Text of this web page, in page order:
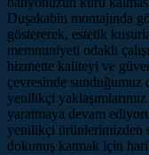
Duşakabin montajında
göstererek, estetik
memnuniyeti odaklı
hizmette kaliteyi ve
çevresinde sunduğumuz
yenilikçi
yaratmaya devam
yenilikçi ürünlerimizden
dokunuş katmak için